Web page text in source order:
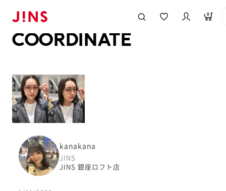
0
COORDINATE
kanakana
JINS
JINS 銀座ロフト店